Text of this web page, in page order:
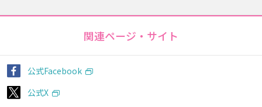
関連ページ・サイト
公式Facebook
公式X